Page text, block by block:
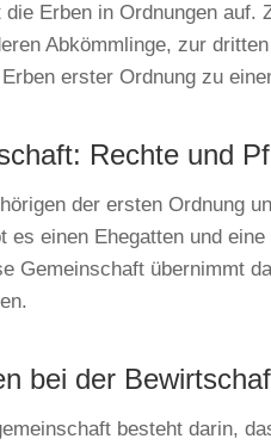
Erben in Ordnungen auf.
Abkömmlinge, zur
erster Ordnung zu
Rechte und
der ersten Ordnung
es einen Ehegatten und
Gemeinschaft übernimmt
bei der
besteht darin,